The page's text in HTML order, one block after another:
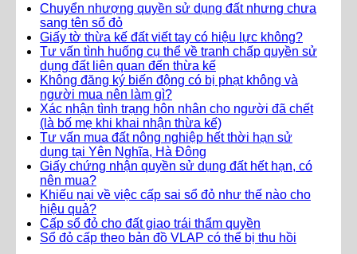
Chuyển nhượng quyền sử dụng đất nhưng chưa
sang tên sổ đỏ
Giấy tờ thừa kế đất viết tay có hiệu lực không?
Tư vấn tình huống cụ thể về tranh chấp quyền sử
dụng đất liên quan đến thừa kế
Không đăng ký biến động có bị phạt không và
người mua nên làm gì?
Xác nhận tình trạng hôn nhân cho người đã chết
(là bố mẹ khi khai nhận thừa kế)
Tư vấn mua đất nông nghiệp hết thời hạn sử
dụng tại Yên Nghĩa, Hà Đông
Giấy chứng nhận quyền sử dụng đất hết hạn, có
nên mua?
Khiếu nại về việc cấp sai sổ đỏ như thế nào cho
hiệu quả?
Cấp sổ đỏ cho đất giao trái thẩm quyền
Sổ đỏ cấp theo bản đồ VLAP có thể bị thu hồi